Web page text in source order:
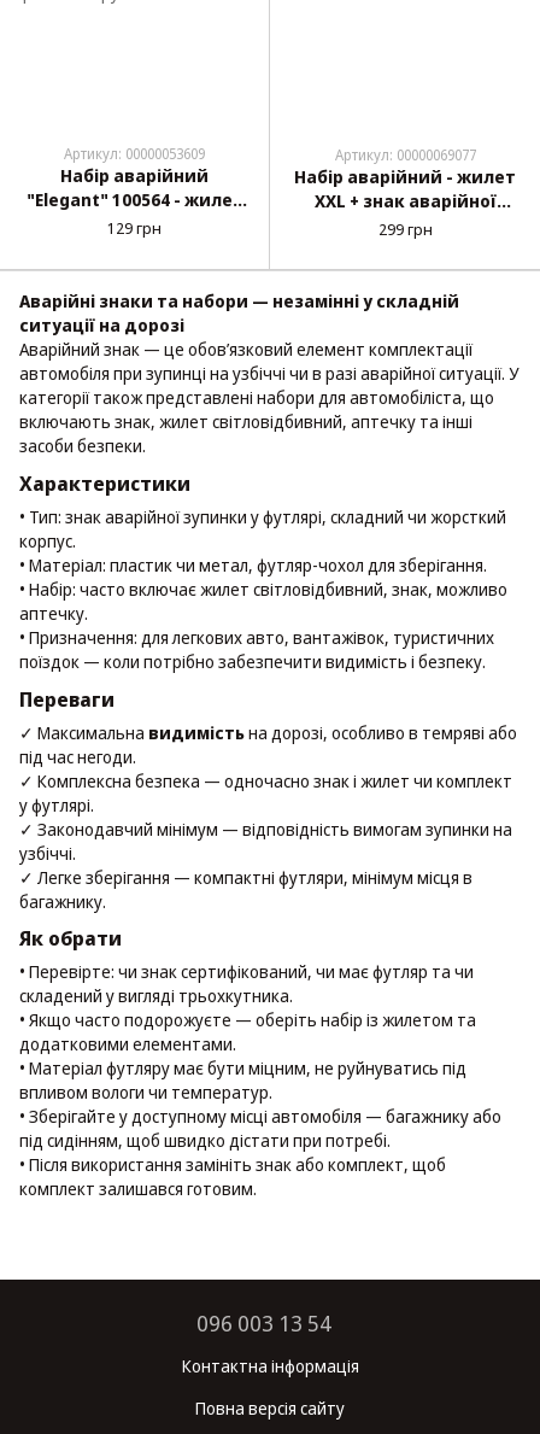
Артикул: 00000053609
Набір аварійний
"Elegant" 100564 - жилет
XXL + знак аварійної
сумка
129 грн
Артикул: 00000069077
Набір аварійний - жилет
XXL + знак аварійної
зупинки посилений,
299 грн
Аварійні знаки та набори — незамінні у складній
ситуації на дорозі
Аварійний знак — це обов’язковий елемент комплектації
автомобіля при зупинці на узбіччі чи в разі аварійної ситуації. У
категорії також представлені набори для автомобіліста, що
включають знак, жилет світловідбивний, аптечку та інші
засоби безпеки.
Характеристики
• Тип: знак аварійної зупинки у футлярі, складний чи жорсткий
корпус.
• Матеріал: пластик чи метал, футляр-чохол для зберігання.
• Набір: часто включає жилет світловідбивний, знак, можливо
аптечку.
• Призначення: для легкових авто, вантажівок, туристичних
поїздок — коли потрібно забезпечити видимість і безпеку.
Переваги
✓ Максимальна видимістьна дорозі, особливо в темряві або
під час негоди.
✓ Комплексна безпека — одночасно знак і жилет чи комплект
у футлярі.
✓ Законодавчий мінімум — відповідність вимогам зупинки на
узбіччі.
✓ Легке зберігання — компактні футляри, мінімум місця в
багажнику.
Як обрати
• Перевірте: чи знак сертифікований, чи має футляр та чи
складений у вигляді трьохкутника.
• Якщо часто подорожуєте — оберіть набір із жилетом та
додатковими елементами.
• Матеріал футляру має бути міцним, не руйнуватись під
впливом вологи чи температур.
• Зберігайте у доступному місці автомобіля — багажнику або
під сидінням, щоб швидко дістати при потребі.
• Після використання замініть знак або комплект, щоб
комплект залишався готовим.
096 003 13 54
Контактна інформація
Повна версія сайту